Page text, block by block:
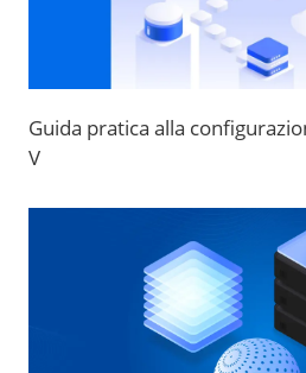
Guida pratica alla
V